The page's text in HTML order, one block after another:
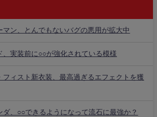
マン、とんでもないバグの悪用が拡大中
、実装前に○○が強化されている模様
フィスト新衣装、最高過ぎるエフェクトを獲
ダ、○○できるようになって流石に最強か？